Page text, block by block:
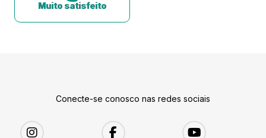
Muito satisfeito
Conecte-se conosco nas redes sociais